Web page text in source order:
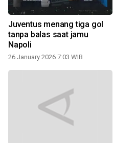
Juventus menang tiga gol
tanpa balas saat jamu
Napoli
26 January 2026 7:03 WIB